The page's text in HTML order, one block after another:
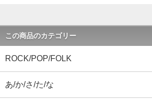
この商品のカテゴリー
ROCK/POP/FOLK
あ/か/さ/た/な